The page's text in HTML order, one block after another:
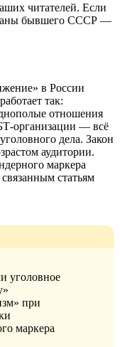
читателей. Если
бывшего СССР —
в России
так:
отношения
организации — всё
дела. Закон
аудитории.
маркера
статьям
уголовное
при
маркера